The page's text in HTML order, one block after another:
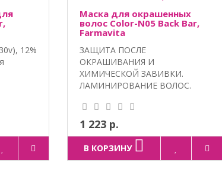
12%
Маска для окрашенных
волос Color-N05 Back Bar,
Farmavita
ЗАЩИТА ПОСЛЕ
ОКРАШИВАНИЯ И
ХИМИЧЕСКОЙ ЗАВИВКИ.
ЛАМИНИРОВАНИЕ ВОЛОС.
1 223 р.
В КОРЗИНУ